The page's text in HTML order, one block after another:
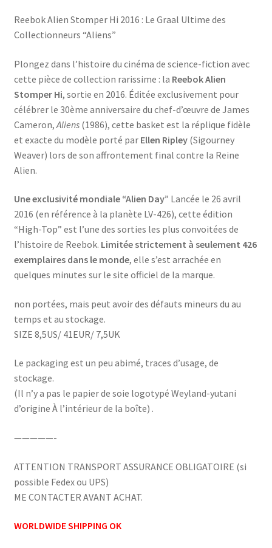
Reebok Alien Stomper Hi 2016 : Le Graal Ultime des
Collectionneurs “Aliens”
Plongez dans l’histoire du cinéma de science-fiction avec
cette pièce de collection rarissime : la Reebok Alien
Stomper Hi, sortie en 2016. Éditée exclusivement pour
célébrer le 30ème anniversaire du chef-d’œuvre de James
Cameron, Aliens(1986), cette basket est la réplique fidèle
et exacte du modèle porté par Ellen Ripley(Sigourney
Weaver) lors de son affrontement final contre la Reine
Alien.
Une exclusivité mondiale “Alien Day” Lancée le 26 avril
2016 (en référence à la planète LV-426), cette édition
“High-Top” est l’une des sorties les plus convoitées de
l’histoire de Reebok. Limitée strictement à seulement 426
exemplaires dans le monde, elle s’est arrachée en
quelques minutes sur le site officiel de la marque.
non portées, mais peut avoir des défauts mineurs du au
temps et au stockage.
SIZE 8,5US/ 41EUR/ 7,5UK
Le packaging est un peu abimé, traces d’usage, de
stockage.
(Il n’y a pas le papier de soie logotypé Weyland-yutani
d’origine À l’intérieur de la boîte) .
—————-
ATTENTION TRANSPORT ASSURANCE OBLIGATOIRE (si
possible Fedex ou UPS)
ME CONTACTER AVANT ACHAT.
WORLDWIDE SHIPPING OK